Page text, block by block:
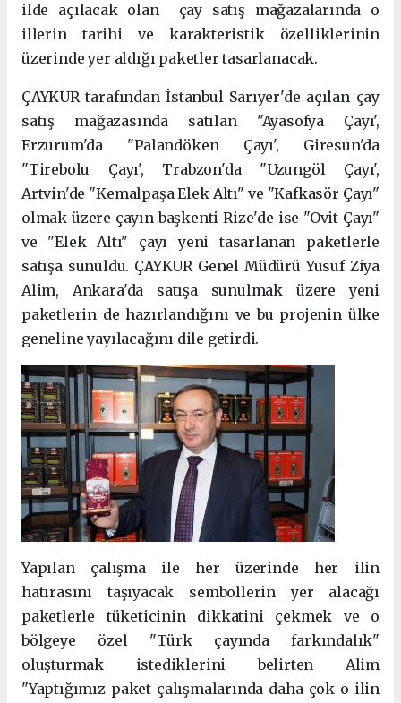
ilde açılacak olan çay satış mağazalarında o
illerin tarihi ve karakteristik özelliklerinin
üzerinde yer aldığı paketler tasarlanacak.
ÇAYKUR tarafından İstanbul Sarıyer'de açılan çay
satış mağazasında satılan "Ayasofya Çayı',
Erzurum'da "Palandöken Çayı', Giresun'da
"Tirebolu Çayı', Trabzon'da "Uzungöl Çayı',
Artvin'de "Kemalpaşa Elek Altı" ve "Kafkasör Çayı"
olmak üzere çayın başkenti Rize'de ise "Ovit Çayı"
ve "Elek Altı" çayı yeni tasarlanan paketlerle
satışa sunuldu. ÇAYKUR Genel Müdürü Yusuf Ziya
Alim, Ankara'da satışa sunulmak üzere yeni
paketlerin de hazırlandığını ve bu projenin ülke
geneline yayılacağını dile getirdi.
Yapılan çalışma ile her üzerinde her ilin
hatırasını taşıyacak sembollerin yer alacağı
paketlerle tüketicinin dikkatini çekmek ve o
bölgeye özel "Türk çayında farkındalık"
oluşturmak istediklerini belirten Alim
"Yaptığımız paket çalışmalarında daha çok o ilin